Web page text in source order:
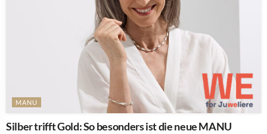
MANU
Silber trifft Gold: So besonders ist die neue MANU